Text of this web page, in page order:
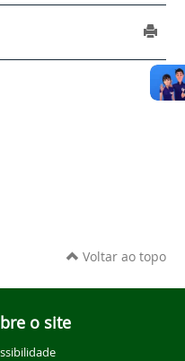
Voltar ao topo
o site